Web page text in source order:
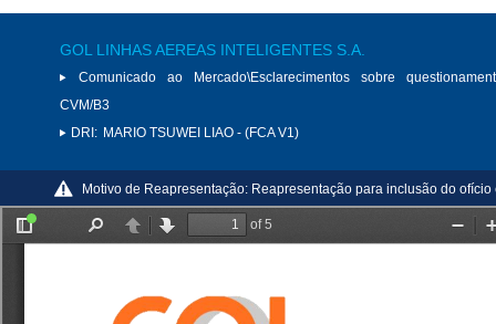
GOL LINHAS AEREAS INTELIGENTES S.A.
Comunicado ao Mercado\Esclarecimentos sobre
CVM/B3
DRI: MARIO TSUWEI LIAO - (FCA V1)
Motivo de Reapresentação: Reapresentação para inclusão do